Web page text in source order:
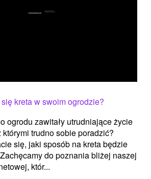
kreta w swoim ogrodzie?
ogrodu zawitały utrudniające życie
trudno sobie poradzić?
się, jaki sposób na kreta będzie
do poznania bliżej naszej
któr...